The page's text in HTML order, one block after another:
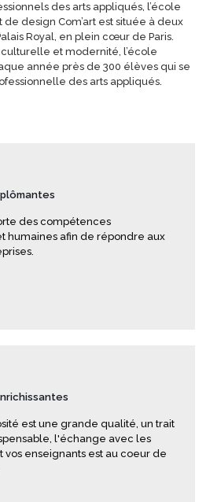
des arts appliqués, l’école
design Com’art est située à deux
Royal, en plein cœur de Paris.
et modernité, l’école
année près de 300 élèves qui se
des arts appliqués.
des compétences
humaines afin de répondre aux
est une grande qualité, un trait
l'échange avec les
vos enseignants est au coeur de